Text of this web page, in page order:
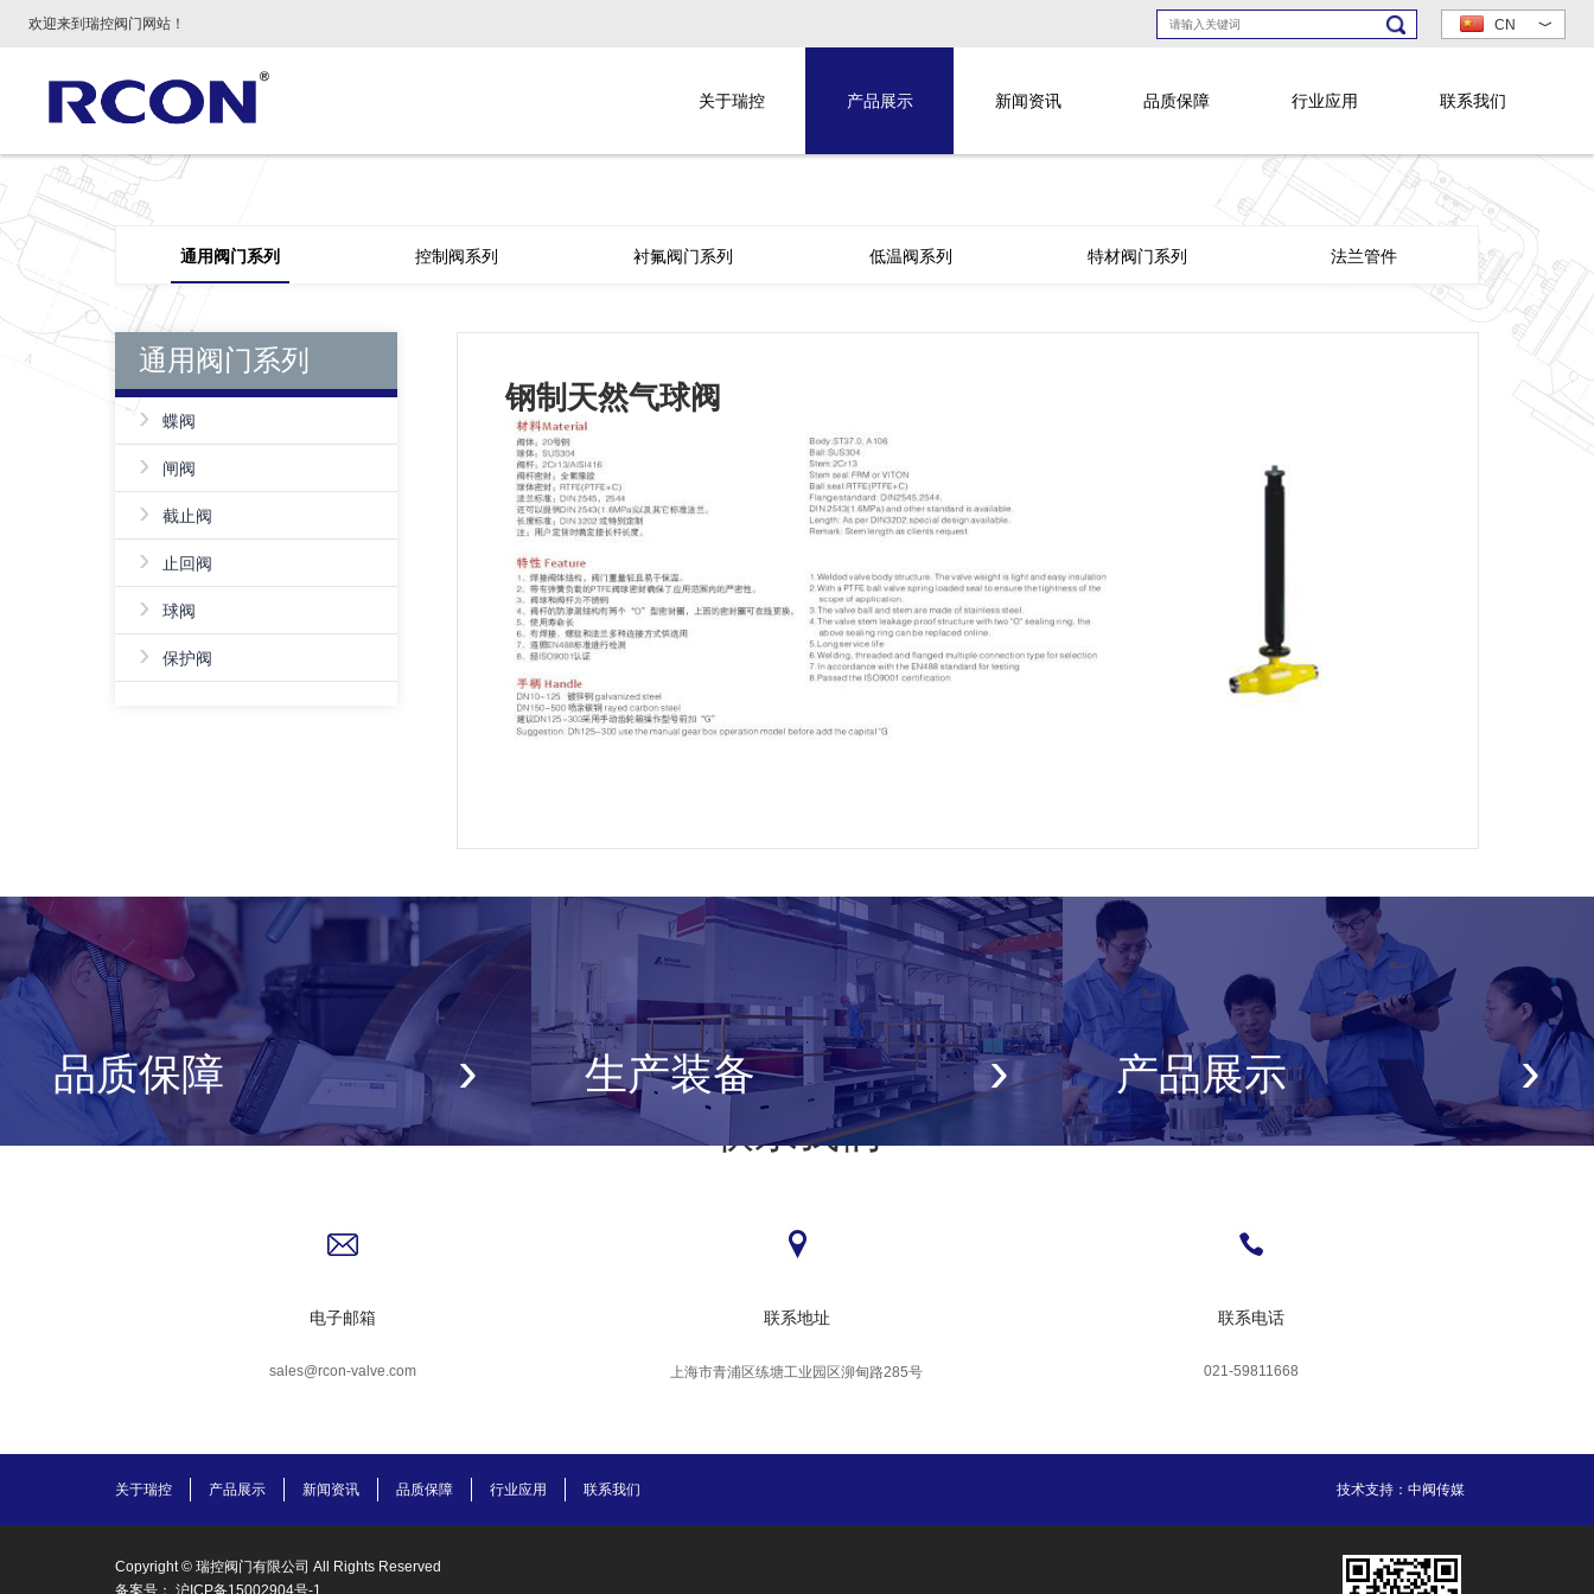
欢迎来到瑞控阀门网站！ CN ﹀
关于瑞控 产品展示 新闻资讯 品质保障 行业应用 联系我们
通用阀门系列 控制阀系列 衬氟阀门系列 低温阀系列 特材阀门系列 法兰管件
通用阀门系列
› 蝶阀
› 闸阀
› 截止阀
› 止回阀
› 球阀
› 保护阀
钢制天然气球阀
品质保障 › 生产装备 › 产品展示 ›
联系我们
电子邮箱
sales@rcon-valve.com
联系地址
上海市青浦区练塘工业园区泖甸路285号
联系电话
021-59811668
关于瑞控 产品展示 新闻资讯 品质保障 行业应用 联系我们 技术支持： 中阀传媒
Copyright © 瑞控阀门有限公司 All Rights Reserved
备案号： 沪ICP备15002904号-1